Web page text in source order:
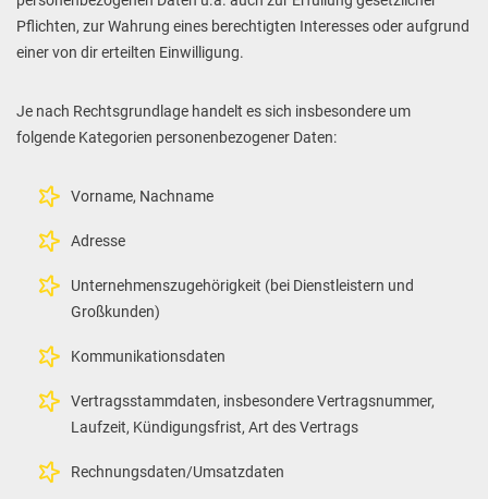
Pflichten, zur Wahrung eines berechtigten Interesses oder aufgrund
einer von dir erteilten Einwilligung.
Je nach Rechtsgrundlage handelt es sich insbesondere um
folgende Kategorien personenbezogener Daten:
Vorname, Nachname
Adresse
Unternehmenszugehörigkeit (bei Dienstleistern und
Großkunden)
Kommunikationsdaten
Vertragsstammdaten, insbesondere Vertragsnummer,
Laufzeit, Kündigungsfrist, Art des Vertrags
Rechnungsdaten/Umsatzdaten